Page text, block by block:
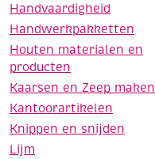
Handvaardigheid
Handwerkpakketten
Houten materialen en
producten
Kaarsen en Zeep maken
Kantoorartikelen
Knippen en snijden
Lijm